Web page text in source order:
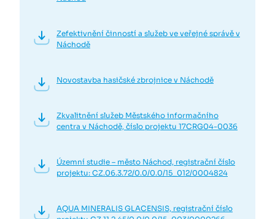
Zefektivnění činností a služeb ve veřejné správě v
Náchodě
Novostavba hasičské zbrojnice v Náchodě
Zkvalitnění služeb Městského informačního
centra v Náchodě, číslo projektu 17CRG04-0036
Územní studie – město Náchod, registrační číslo
projektu: CZ.06.3.72/0.0/0.0/15_012/0004824
AQUA MINERALIS GLACENSIS, registrační číslo